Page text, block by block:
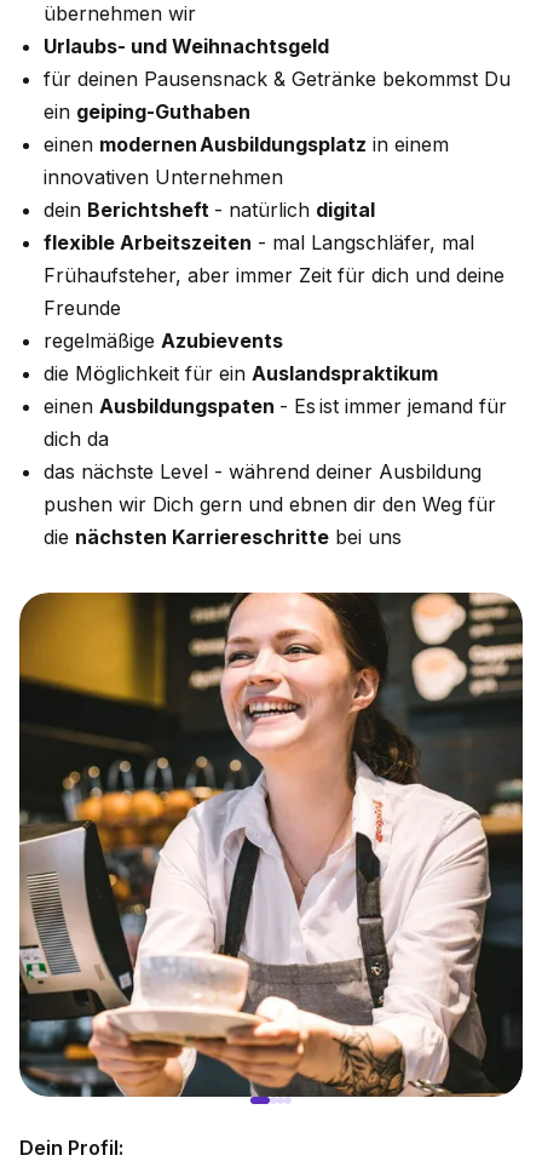
übernehmen wir
Urlaubs- und Weihnachtsgeld
für deinen Pausensnack & Getränke bekommst Du
ein geiping-Guthaben
einen modernen Ausbildungsplatz in einem
innovativen Unternehmen
dein Berichtsheft - natürlich digital
flexible Arbeitszeiten - mal Langschläfer, mal
Frühaufsteher, aber immer Zeit für dich und deine
Freunde
regelmäßige Azubievents
die Möglichkeit für ein Auslandspraktikum
einen Ausbildungspaten - Es ist immer jemand für
dich da
das nächste Level - während deiner Ausbildung
pushen wir Dich gern und ebnen dir den Weg für
die nächsten Karriereschritte bei uns
Dein Profil: